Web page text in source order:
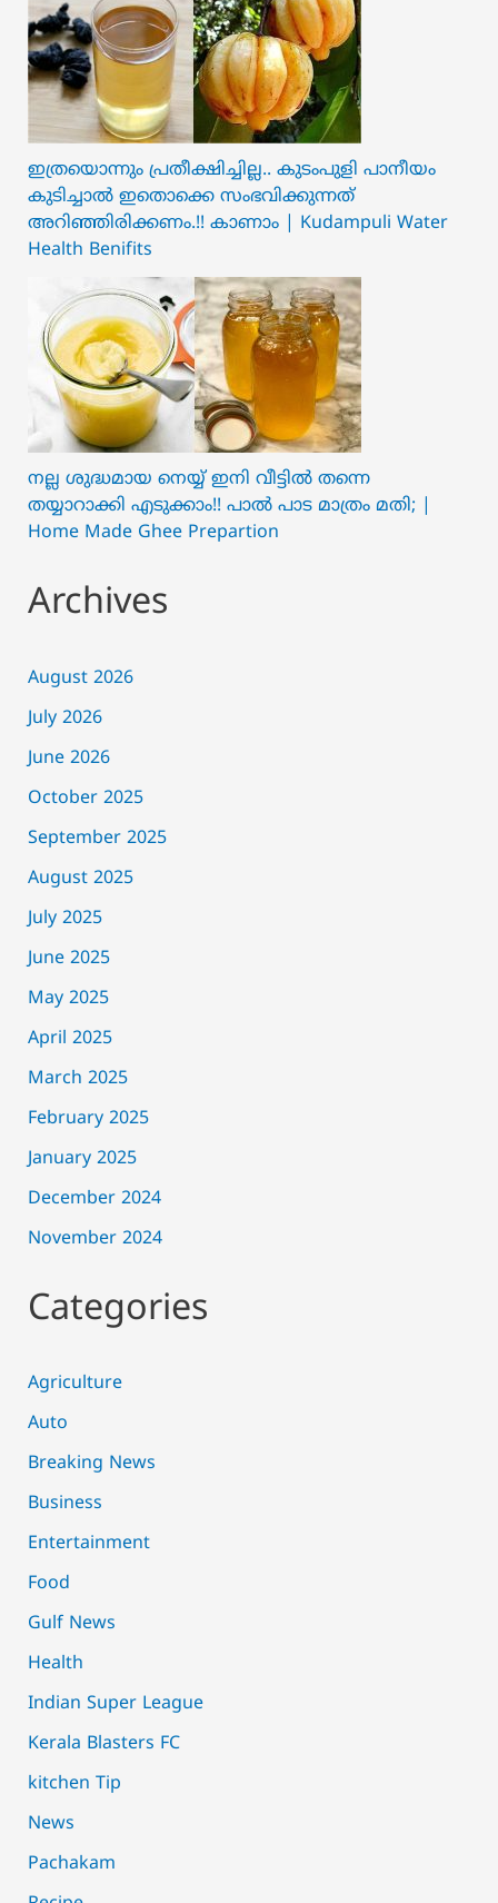
ഇത്രയൊന്നും പ്രതീക്ഷിച്ചില്ല.. ക‍ു‌ടംപുളി പാനീയം
കുടിച്ചാൽ ഇതൊക്കെ സംഭവിക്കുന്നത്
അറിഞ്ഞിരിക്കണം.!! കാണാം | Kudampuli Water
Health Benifits
നല്ല ശുദ്ധമായ നെയ്യ് ഇനി വീട്ടിൽ തന്നെ
തയ്യാറാക്കി എടുക്കാം!! പാൽ പാട മാത്രം മതി; |
Home Made Ghee Prepartion
Archives
August 2026
July 2026
June 2026
October 2025
September 2025
August 2025
July 2025
June 2025
May 2025
April 2025
March 2025
February 2025
January 2025
December 2024
November 2024
Categories
Agriculture
Auto
Breaking News
Business
Entertainment
Food
Gulf News
Health
Indian Super League
Kerala Blasters FC
kitchen Tip
News
Pachakam